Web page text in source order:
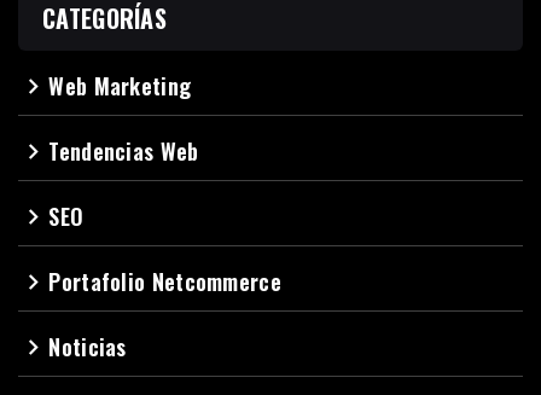
CATEGORÍAS
navigate_nextWeb Marketing
navigate_next Tendencias Web
navigate_next SEO
navigate_next Portafolio Netcommerce
navigate_next Noticias